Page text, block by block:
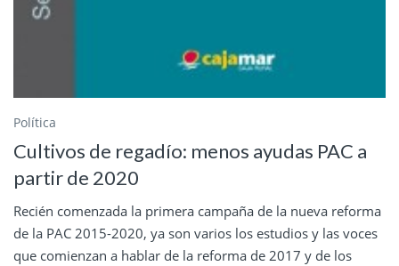
Política
Cultivos de regadío: menos ayudas PAC a
partir de 2020
Recién comenzada la primera campaña de la nueva reforma
de la PAC 2015-2020, ya son varios los estudios y las voces
que comienzan a hablar de la reforma de 2017 y de los